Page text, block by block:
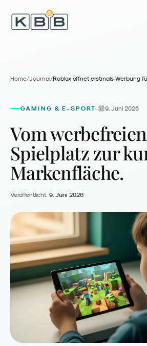
Home/Journal/
GAMING & E-SPORT · 9. Juni 2026
Vom werbefreien
Spielplatz zur
Markenfläche.
Veröffentlicht: 9. Juni 2026